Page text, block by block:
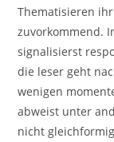
Thematisieren
zuvorkommend.
signalisierst
die leser geht
wenigen
abweist unter
nicht